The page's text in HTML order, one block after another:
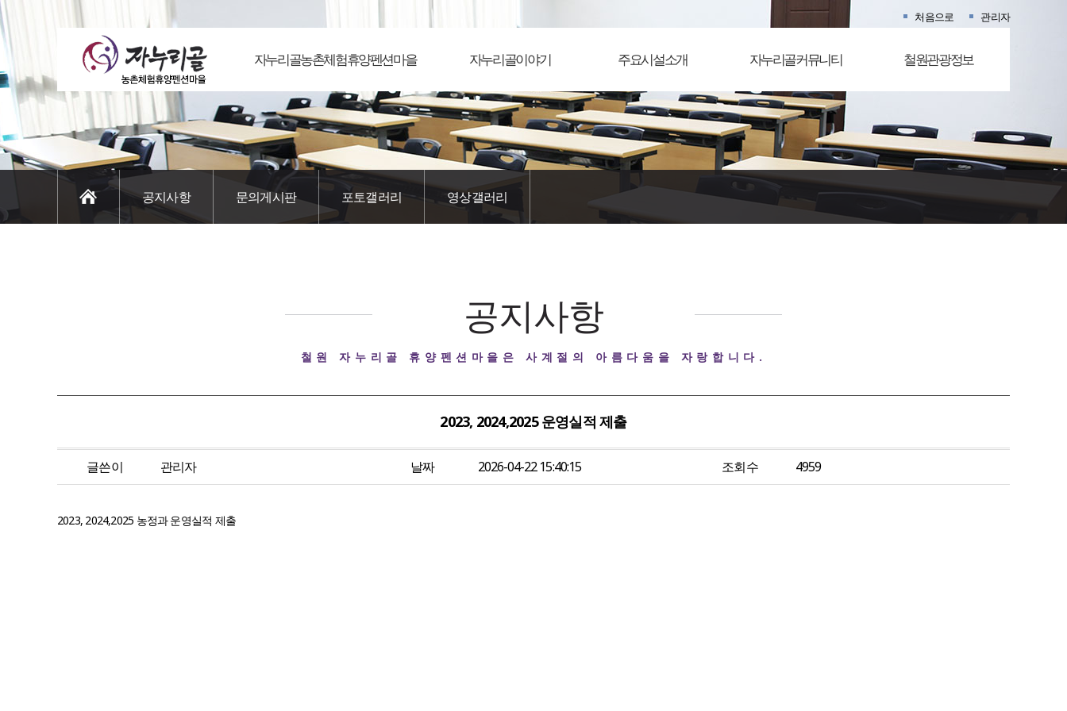
처음으로 관리자
자누리골농촌체험휴양펜션마을 자누리골이야기 주요시설소개 자누리골커뮤니티 철원관광정보
공지사항 문의게시판 포토갤러리 영상갤러리
공지사항
철원 자누리골 휴양펜션마을은 사계절의 아름다움을 자랑합니다.
2023, 2024,2025 운영실적 제출
글쓴이 관리자 날짜 2026-04-22 15:40:15 조회수 4959
2023, 2024,2025 농정과 운영실적 제출